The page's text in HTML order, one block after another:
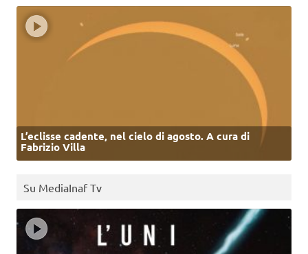
L’eclisse cadente, nel cielo di agosto. A cura di
Fabrizio Villa
Su MediaInaf Tv